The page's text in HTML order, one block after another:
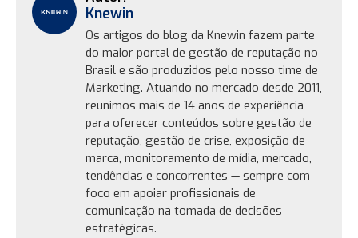
Knewin
Os artigos do blog da Knewin fazem parte
do maior portal de gestão de reputação no
Brasil e são produzidos pelo nosso time de
Marketing. Atuando no mercado desde 2011,
reunimos mais de 14 anos de experiência
para oferecer conteúdos sobre gestão de
reputação, gestão de crise, exposição de
marca, monitoramento de mídia, mercado,
tendências e concorrentes — sempre com
foco em apoiar profissionais de
comunicação na tomada de decisões
estratégicas.